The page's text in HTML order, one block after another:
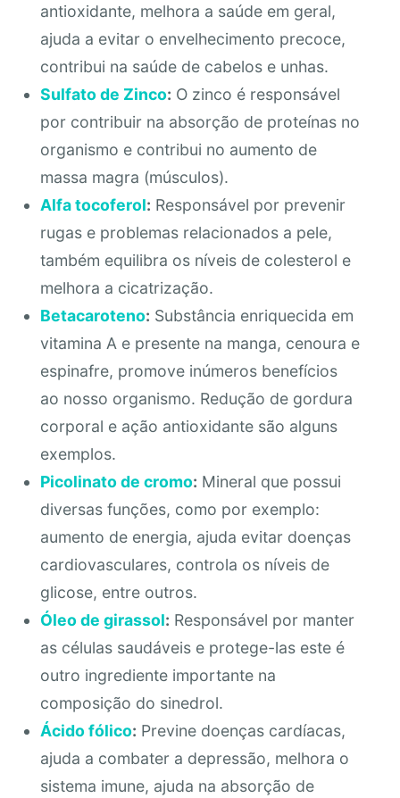
antioxidante, melhora a saúde em geral,
ajuda a evitar o envelhecimento precoce,
contribui na saúde de cabelos e unhas.
Sulfato de Zinco: O zinco é responsável
por contribuir na absorção de proteínas no
organismo e contribui no aumento de
massa magra (músculos).
Alfa tocoferol: Responsável por prevenir
rugas e problemas relacionados a pele,
também equilibra os níveis de colesterol e
melhora a cicatrização.
Betacaroteno: Substância enriquecida em
vitamina A e presente na manga, cenoura e
espinafre, promove inúmeros benefícios
ao nosso organismo. Redução de gordura
corporal e ação antioxidante são alguns
exemplos.
Picolinato de cromo: Mineral que possui
diversas funções, como por exemplo:
aumento de energia, ajuda evitar doenças
cardiovasculares, controla os níveis de
glicose, entre outros.
Óleo de girassol: Responsável por manter
as células saudáveis e protege-las este é
outro ingrediente importante na
composição do sinedrol.
Ácido fólico: Previne doenças cardíacas,
ajuda a combater a depressão, melhora o
sistema imune, ajuda na absorção de